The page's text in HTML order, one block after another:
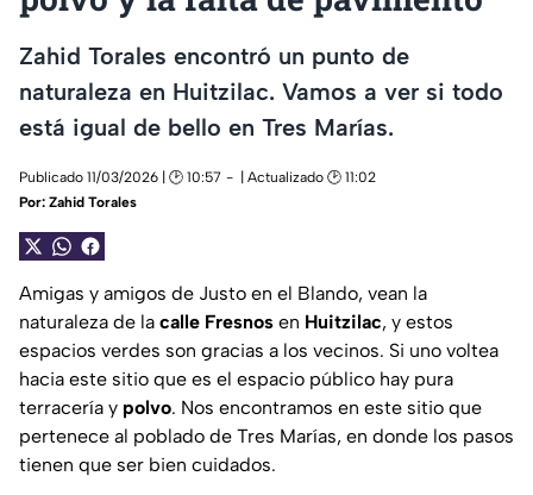
Zahid Torales encontró un punto de
naturaleza en Huitzilac. Vamos a ver si todo
está igual de bello en Tres Marías.
Publicado 11/03/2026 | 🕑 10:57
| Actualizado 🕑 11:02
Por: Zahid Torales
Amigas y amigos de Justo en el Blando, vean la
naturaleza de la calle Fresnos en Huitzilac, y estos
espacios verdes son gracias a los vecinos. Si uno voltea
hacia este sitio que es el espacio público hay pura
terracería y polvo. Nos encontramos en este sitio que
pertenece al poblado de Tres Marías, en donde los pasos
tienen que ser bien cuidados.